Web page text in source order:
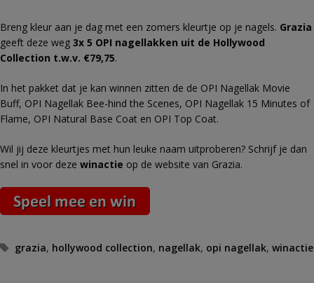
Breng kleur aan je dag met een zomers kleurtje op je nagels. Grazia
geeft deze weg 3x 5 OPI nagellakken uit de Hollywood
Collection t.w.v. €79,75.
In het pakket dat je kan winnen zitten de de OPI Nagellak Movie
Buff, OPI Nagellak Bee-hind the Scenes, OPI Nagellak 15 Minutes of
Flame, OPI Natural Base Coat en OPI Top Coat.
Wil jij deze kleurtjes met hun leuke naam uitproberen? Schrijf je dan
snel in voor deze winactie op de website van Grazia.
Tags
grazia, hollywood collection, nagellak, opi nagellak,winactie